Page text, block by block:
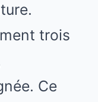
trois
Ce